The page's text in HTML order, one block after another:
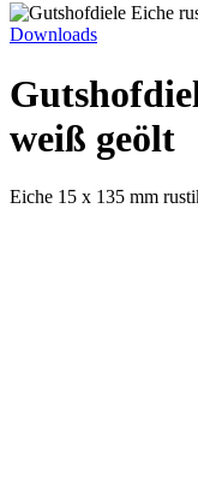
Downloads
weiß geölt
Eiche 15 x 135 mm